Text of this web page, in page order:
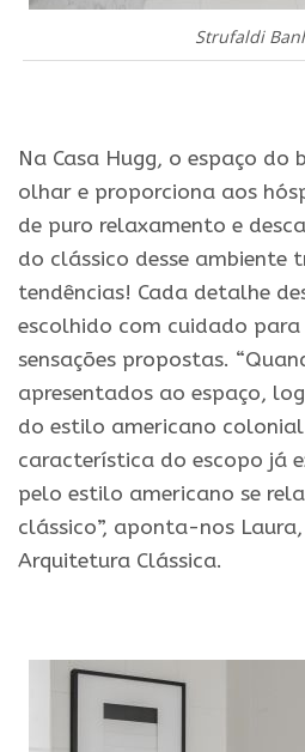
Strufaldi
Na Casa Hugg, o espaço do
olhar e proporciona aos
de puro relaxamento e
do clássico desse ambiente
tendências! Cada detalhe
escolhido com cuidado
sensações propostas.
apresentados ao espaço,
do estilo americano
característica do escopo já
pelo estilo americano se
clássico”, aponta-nos
Arquitetura Clássica.